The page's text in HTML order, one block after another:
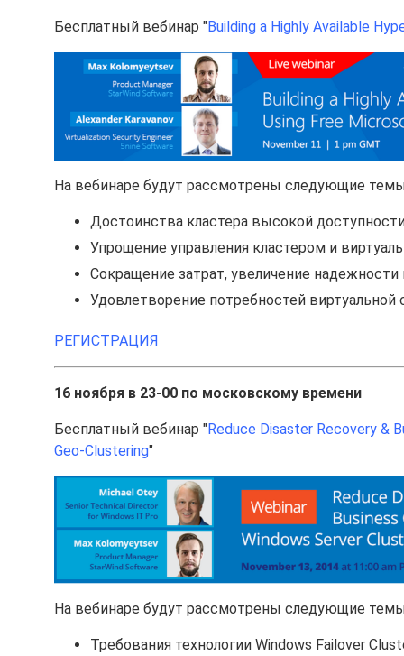
Бесплатный вебинар "Building a Highly Available
На вебинаре будут рассмотрены следующие
Достоинства кластера высокой
Упрощение управления кластером и
Сокращение затрат, увеличение
Удовлетворение потребностей
РЕГИСТРАЦИЯ
16 ноября в 23-00 по московскому времени
Бесплатный вебинар "Reduce Disaster Recovery &
Geo-Clustering"
На вебинаре будут рассмотрены следующие
Требования технологии Windows Failover